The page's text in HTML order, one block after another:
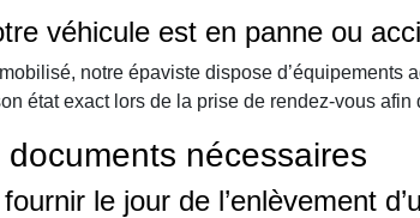
véhicule est en panne ou
notre épaviste dispose d’équipements
état exact lors de la prise de rendez-vous afin
nécessaires
le jour de l’enlèvement